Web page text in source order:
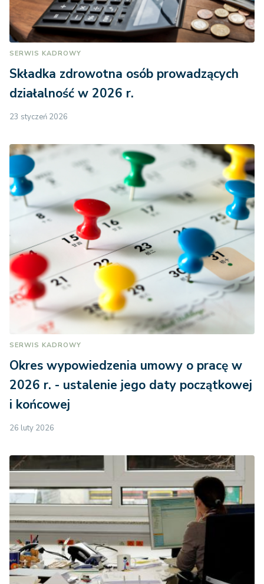
SERWIS KADROWY
Składka zdrowotna osób prowadzących
działalność w 2026 r.
23 styczeń 2026
SERWIS KADROWY
Okres wypowiedzenia umowy o pracę w
2026 r. - ustalenie jego daty początkowej
i końcowej
26 luty 2026